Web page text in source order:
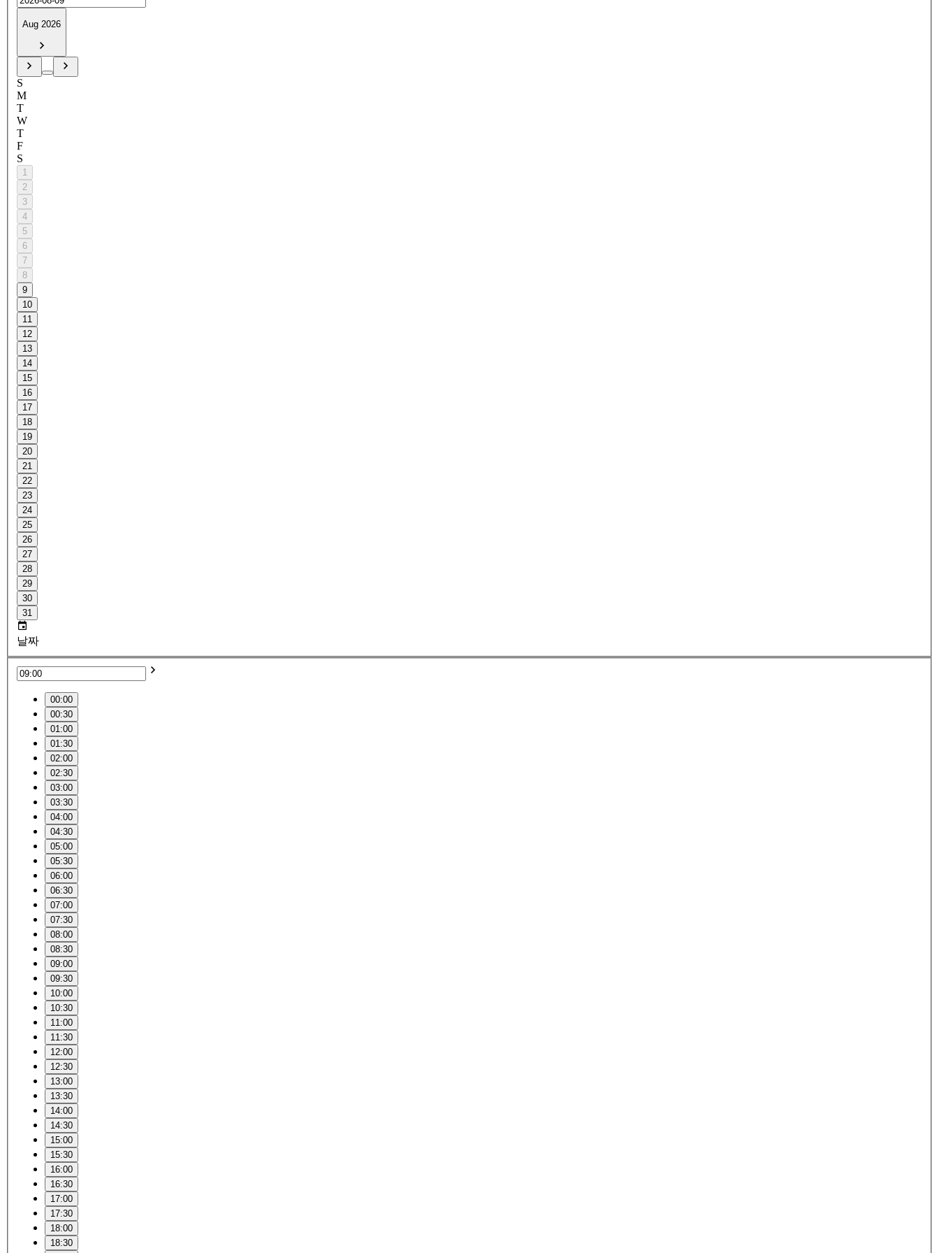
Aug 2026
S
M
T
W
T
F
S
1
2
3
4
5
6
7
8
9
10
11
12
13
14
15
16
17
18
19
20
21
22
23
24
25
26
27
28
29
30
31
날짜
00:00
00:30
01:00
01:30
02:00
02:30
03:00
03:30
04:00
04:30
05:00
05:30
06:00
06:30
07:00
07:30
08:00
08:30
09:00
09:30
10:00
10:30
11:00
11:30
12:00
12:30
13:00
13:30
14:00
14:30
15:00
15:30
16:00
16:30
17:00
17:30
18:00
18:30